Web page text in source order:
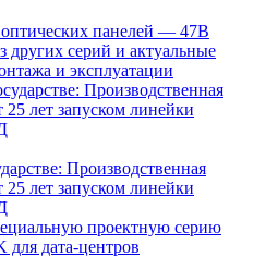
панелей — 47B
серий и актуальные
и эксплуатации
Производственная
лет запуском линейки
проектную серию
дата-центров